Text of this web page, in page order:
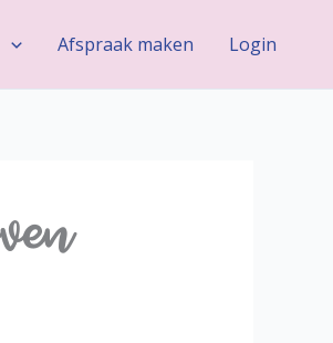
Afspraak maken Login